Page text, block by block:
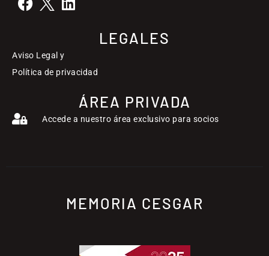
LEGALES
Aviso Legal y
Política de privacidad
ÁREA PRIVADA
Accede a nuestro área exclusivo para socios
MEMORIA CESGAR